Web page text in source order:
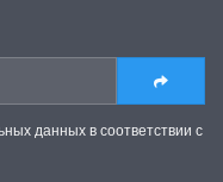
данных в соответствии с